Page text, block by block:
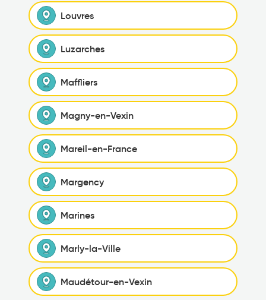
Louvres
Luzarches
Maffliers
Magny-en-Vexin
Mareil-en-France
Margency
Marines
Marly-la-Ville
Maudétour-en-Vexin